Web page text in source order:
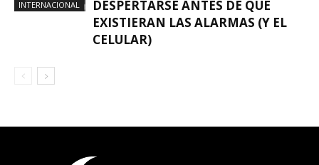
INTERNACIONAL
DESPERTARSE ANTES DE QUE
EXISTIERAN LAS ALARMAS (Y EL
CELULAR)